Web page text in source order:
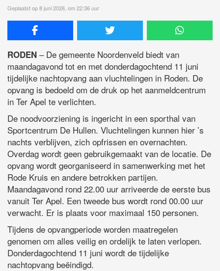
Geplaatst op 8 juni 2026, om 22:36 uur
RODEN – De gemeente Noordenveld biedt van
maandagavond tot en met donderdagochtend 11 juni
tijdelijke nachtopvang aan vluchtelingen in Roden. De
opvang is bedoeld om de druk op het aanmeldcentrum
in Ter Apel te verlichten.
De noodvoorziening is ingericht in een sporthal van
Sportcentrum De Hullen. Vluchtelingen kunnen hier ’s
nachts verblijven, zich opfrissen en overnachten.
Overdag wordt geen gebruikgemaakt van de locatie. De
opvang wordt georganiseerd in samenwerking met het
Rode Kruis en andere betrokken partijen.
Maandagavond rond 22.00 uur arriveerde de eerste bus
vanuit Ter Apel. Een tweede bus wordt rond 00.00 uur
verwacht. Er is plaats voor maximaal 150 personen.
Tijdens de opvangperiode worden maatregelen
genomen om alles veilig en ordelijk te laten verlopen.
Donderdagochtend 11 juni wordt de tijdelijke
nachtopvang beëindigd.